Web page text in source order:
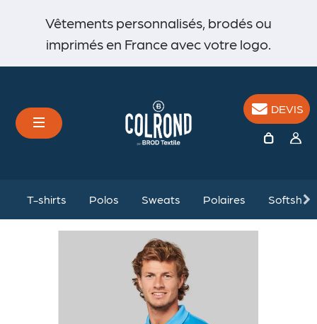
Vêtements personnalisés, brodés ou
imprimés en France avec votre logo.
DEVIS
T-shirts Polos Sweats Polaires